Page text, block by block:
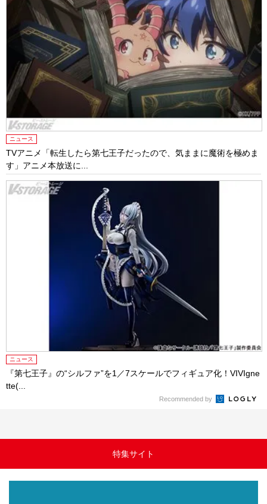
ニュース
TVアニメ「転生したら第七王子だったので、気ままに魔術を極めま
す」アニメ本放送に...
ニュース
『第七王子』の“シルファ”を1／7スケールでフィギュア化！VIVIgne
tte(...
Recommended by
特集サイト